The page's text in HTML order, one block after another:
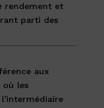
rendement et
parti des
aux
où les